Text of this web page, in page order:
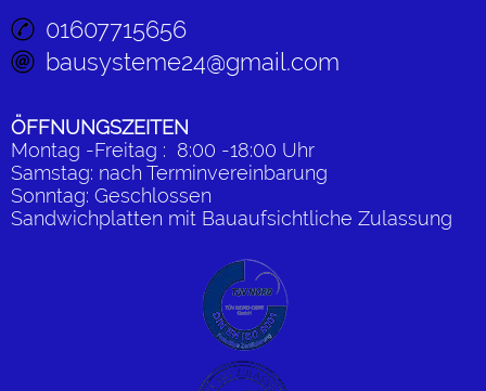
01607715656
bausysteme24@gmail.com
ÖFFNUNGSZEITEN
Montag -Freitag : 8:00 -18:00 Uhr
Samstag: nach Terminvereinbarung
Sonntag: Geschlossen
Sandwichplatten mit Bauaufsichtliche Zulassung